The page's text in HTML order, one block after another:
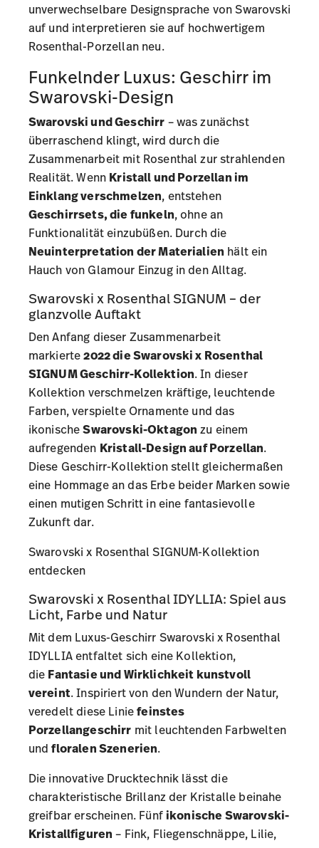
unverwechselbare Designsprache von Swarovski
auf und interpretieren sie auf hochwertigem
Rosenthal-Porzellan neu.
Funkelnder Luxus: Geschirr im
Swarovski-Design
Swarovski und Geschirr – was zunächst
überraschend klingt, wird durch die
Zusammenarbeit mit Rosenthal zur strahlenden
Realität. Wenn Kristall und Porzellan im
Einklang verschmelzen, entstehen
Geschirrsets, die funkeln, ohne an
Funktionalität einzubüßen. Durch die
Neuinterpretation der Materialien hält ein
Hauch von Glamour Einzug in den Alltag.
Swarovski x Rosenthal SIGNUM – der
glanzvolle Auftakt
Den Anfang dieser Zusammenarbeit
markierte2022 die Swarovski x Rosenthal
SIGNUM Geschirr-Kollektion. In dieser
Kollektion verschmelzen kräftige, leuchtende
Farben, verspielte Ornamente und das
ikonischeSwarovski-Oktagon zu einem
aufregenden Kristall-Design auf Porzellan.
Diese Geschirr-Kollektion stellt gleichermaßen
eine Hommage an das Erbe beider Marken sowie
einen mutigen Schritt in eine fantasievolle
Zukunft dar.
Swarovski x Rosenthal SIGNUM-Kollektion
entdecken
Swarovski x Rosenthal IDYLLIA: Spiel aus
Licht, Farbe und Natur
Mit dem Luxus-Geschirr Swarovski x Rosenthal
IDYLLIA entfaltet sich eine Kollektion,
die Fantasie und Wirklichkeit kunstvoll
vereint. Inspiriert von den Wundern der Natur,
veredelt diese Liniefeinstes
Porzellangeschirr mit leuchtenden Farbwelten
undfloralen Szenerien.
Die innovative Drucktechnik lässt die
charakteristische Brillanz der Kristalle beinahe
greifbar erscheinen. Fünfikonische Swarovski-
Kristallfiguren – Fink, Fliegenschnäppe, Lilie,